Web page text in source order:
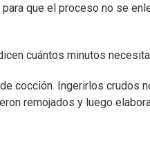
que el proceso no se
cuántos minutos
cocción. Ingerirlos crudos
remojados y luego